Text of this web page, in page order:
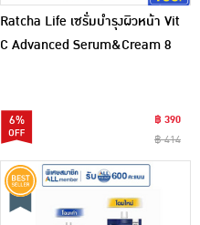
Ratcha Life เซรั่มบำรุงผิวหน้า Vit
C Advanced Serum&Cream 8
6%
฿ 390
฿ 414